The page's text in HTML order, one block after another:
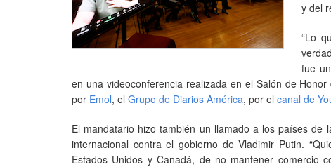
y del
“Lo
fue
en una videoconferencia realizada en el Salón de
por Emol, el Grupo de Diarios América, por el canal de
El mandatario hizo también un llamado a los países
internacional contra el gobierno de Vladimir Putin.
Estados Unidos y Canadá, de no mantener